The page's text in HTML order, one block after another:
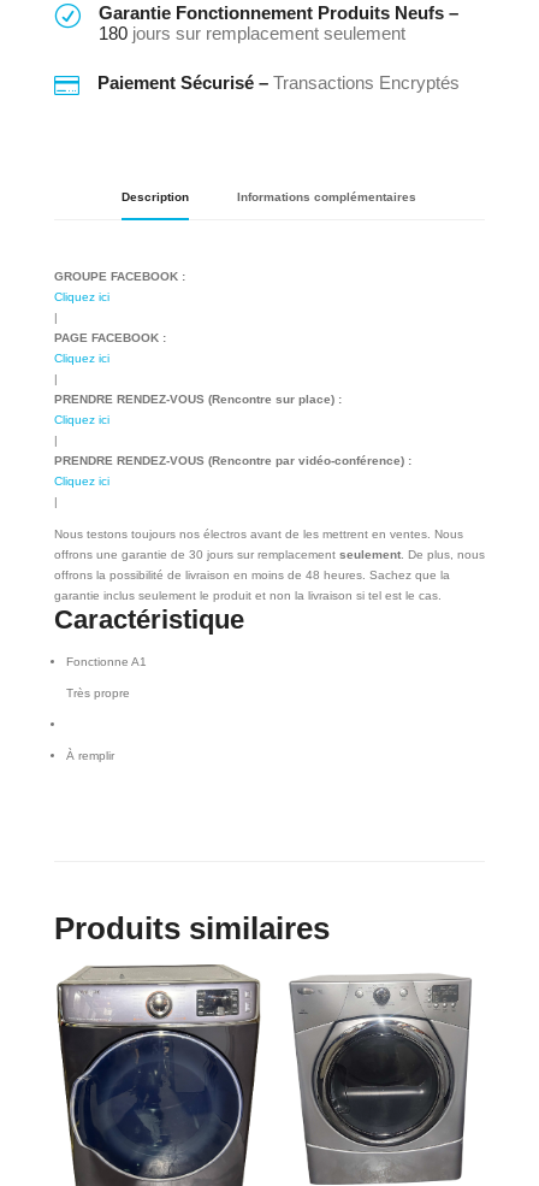
R
Garantie Fonctionnement Produits Neufs –
180jours sur remplacement seulement
 Paiement Sécurisé – Transactions Encryptés
Description Informations complémentaires
GROUPE FACEBOOK :
Cliquez ici
|
PAGE FACEBOOK :
Cliquez ici
|
PRENDRE RENDEZ-VOUS (Rencontre sur place) :
Cliquez ici
|
PRENDRE RENDEZ-VOUS (Rencontre par vidéo-conférence) :
Cliquez ici
|
Nous testons toujours nos électros avant de les mettrent en ventes. Nous
offrons une garantie de 30 jours sur remplacement seulement. De plus, nous
offrons la possibilité de livraison en moins de 48 heures. Sachez que la
garantie inclus seulement le produit et non la livraison si tel est le cas.
Caractéristique
Fonctionne A1
Très propre
À remplir
Produits similaires